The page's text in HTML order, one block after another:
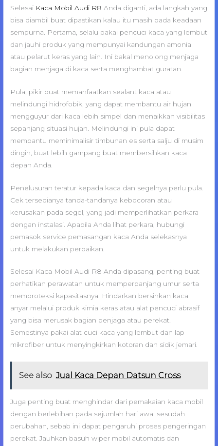
Selesai Kaca Mobil Audi R8 Anda diganti, ada langkah yang
bisa diambil buat dipastikan kalau itu masih pada keadaan
sempurna. Pertama, selalu pakai pencuci kaca yang lembut
dan jauhi produk yang mempunyai kandungan amonia
atau pelarut keras yang lain. Ini bakal menolong menjaga
bagian menjaga di kaca serta menghambat guratan.
Pula, pikir buat memanfaatkan sealant kaca atau
melindungi hidrofobik, yang dapat membantu air hujan
mengguyur dari kaca lebih simpel dan menaikkan visibilitas
sepanjang situasi hujan. Melindungi ini pula dapat
membantu meminimalisir timbunan es serta salju di musim
dingin, buat lebih gampang buat membersihkan kaca
depan Anda.
Penelusuran teratur kepada kaca dan segelnya perlu pula.
Cek tersedianya tanda-tandanya kebocoran atau
kerusakan pada segel, yang jadi memperlihatkan perkara
dengan instalasi. Apabila Anda lihat perkara, hubungi
pemasok service pemasangan kaca Anda selekasnya
untuk melakukan perbaikan.
Selesai Kaca Mobil Audi R8 Anda dipasang, penting buat
perhatikan perawatan untuk memperpanjang umur serta
memproteksi kapasitasnya. Hindarkan bersihkan kaca
anyar melalui produk kimia keras atau alat pencuci abrasif
yang bisa merusak bagian penjaga atau perekat.
Semestinya pakai alat cuci kaca yang lembut dan lap
mikrofiber untuk menyingkirkan kotoran dan sidik jemari.
See also Jual Kaca Depan Datsun Cross
Juga penting buat menghindar dari pemakaian kaca mobil
dengan berlebihan pada sejumlah hari awal sesudah
perubahan, sebab ini dapat pengaruhi proses pengeringan
perekat. Jauhkan basuh wiper mobil automatis dan